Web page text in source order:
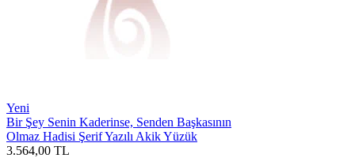
Yeni
Bir Şey Senin Kaderinse, Senden Başkasının
Olmaz Hadisi Şerif Yazılı Akik Yüzük
3.564,00 TL